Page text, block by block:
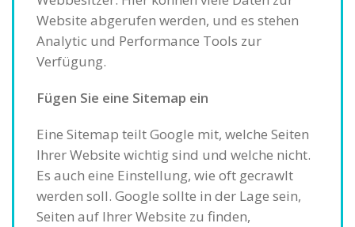
Website abgerufen werden, und es stehen
Analytic und Performance Tools zur
Verfügung.
Fügen Sie eine Sitemap ein
Eine Sitemap teilt Google mit, welche Seiten
Ihrer Website wichtig sind und welche nicht.
Es auch eine Einstellung, wie oft gecrawlt
werden soll. Google sollte in der Lage sein,
Seiten auf Ihrer Website zu finden,